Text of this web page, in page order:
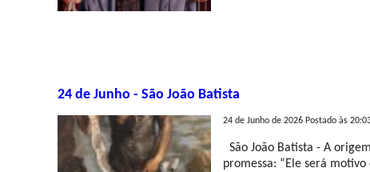
24 de Junho - São João Batista
24 de Junho de 2026 Postado às
São João Batista - A
promessa: “Ele será